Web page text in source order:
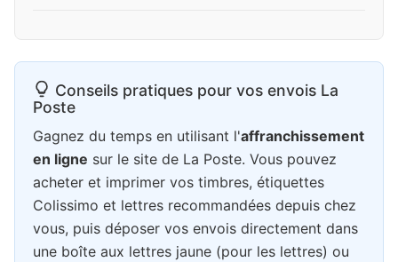
Conseils pratiques pour vos envois La
Poste
Gagnez du temps en utilisant l'affranchissement
en ligne sur le site de La Poste. Vous pouvez
acheter et imprimer vos timbres, étiquettes
Colissimo et lettres recommandées depuis chez
vous, puis déposer vos envois directement dans
une boîte aux lettres jaune (pour les lettres) ou